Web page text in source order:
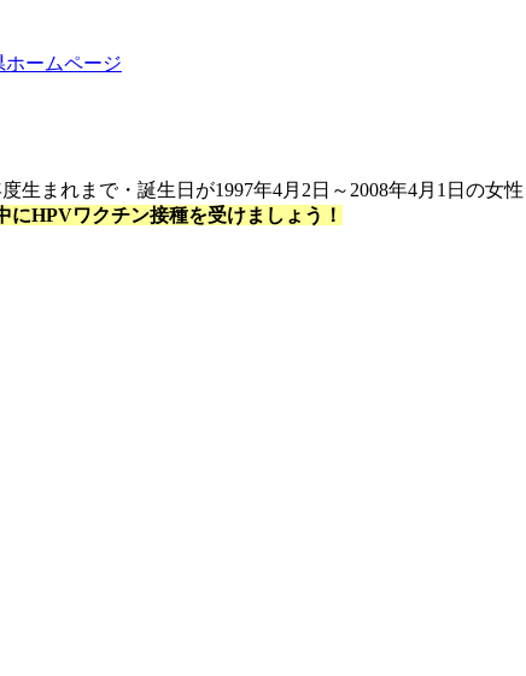
ホームページ
生まれまで・誕生日が1997年4月2日～2008年4月1日の女
にHPVワクチン接種を受けましょう！